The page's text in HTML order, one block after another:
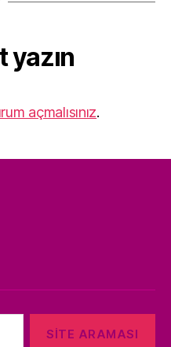
yazın
açmalısınız.